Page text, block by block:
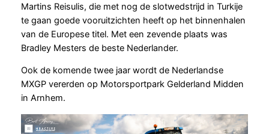
Martins Reisulis, die met nog de slotwedstrijd in Turkije
te gaan goede vooruitzichten heeft op het binnenhalen
van de Europese titel. Met een zevende plaats was
Bradley Mesters de beste Nederlander.
Ook de komende twee jaar wordt de Nederlandse
MXGP vererden op Motorsportpark Gelderland Midden
in Arnhem.